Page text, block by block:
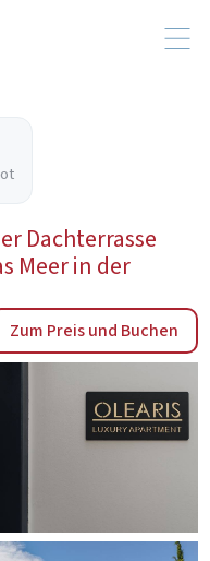
Dachterrasse
Meer in der
Zum Preis und Buchen